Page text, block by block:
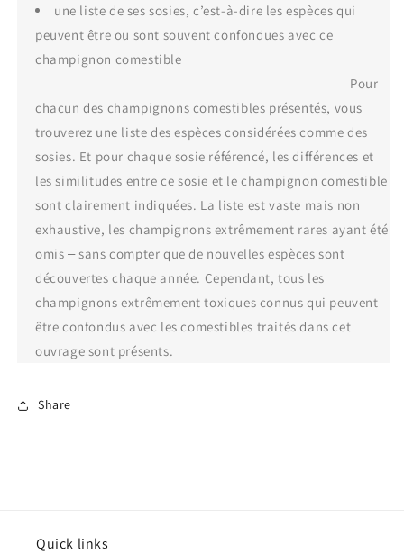
une liste de ses sosies, c’est-à-dire les espèces qui
peuvent être ou sont souvent confondues avec ce
champignon comestible
Pour
chacun des champignons comestibles présentés, vous
trouverez une liste des espèces considérées comme des
sosies. Et pour chaque sosie référencé, les différences et
les similitudes entre ce sosie et le champignon comestible
sont clairement indiquées. La liste est vaste mais non
exhaustive, les champignons extrêmement rares ayant été
omis ‒ sans compter que de nouvelles espèces sont
découvertes chaque année. Cependant, tous les
champignons extrêmement toxiques connus qui peuvent
être confondus avec les comestibles traités dans cet
ouvrage sont présents.
Share
Quick links